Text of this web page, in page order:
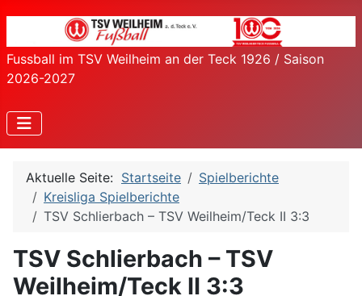
Fussball im TSV Weilheim an der Teck 1926 / Saison
2026-2027
Aktuelle Seite: Startseite
Spielberichte
Kreisliga Spielberichte
TSV Schlierbach – TSV Weilheim/Teck II 3:3
TSV Schlierbach – TSV
Weilheim/Teck II 3:3